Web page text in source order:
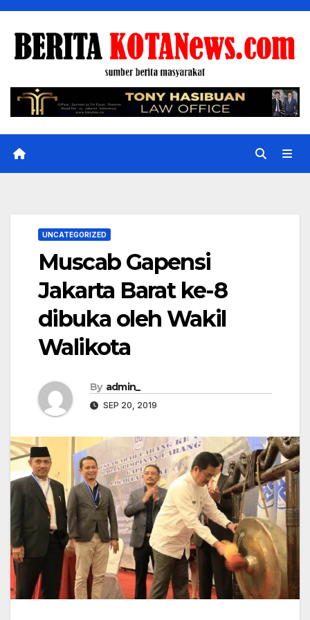
Skip
content
UNCATEGORIZED
Muscab Gapensi
Jakarta Barat ke-8
dibuka oleh Wakil
Walikota
By admin_
SEP 20, 2019